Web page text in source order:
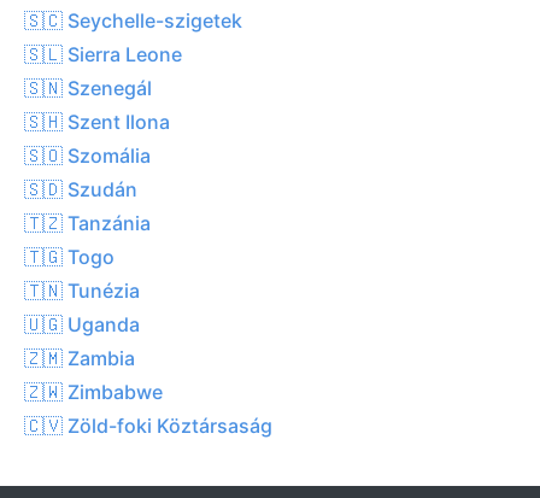
🇸🇨 Seychelle-szigetek
🇸🇱 Sierra Leone
🇸🇳 Szenegál
🇸🇭 Szent Ilona
🇸🇴 Szomália
🇸🇩 Szudán
🇹🇿 Tanzánia
🇹🇬 Togo
🇹🇳 Tunézia
🇺🇬 Uganda
🇿🇲 Zambia
🇿🇼 Zimbabwe
🇨🇻 Zöld-foki Köztársaság